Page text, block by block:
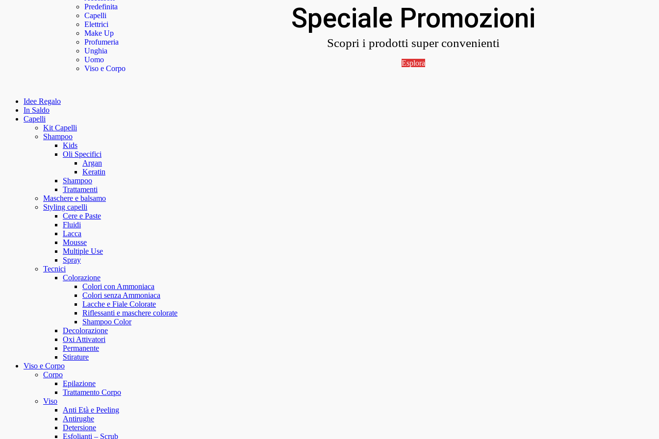
Predefinita
Capelli
Elettrici
Make Up
Profumeria
Unghia
Uomo
Viso e Corpo
Speciale Promozioni
Scopri i prodotti super convenienti
Esplora
Idee Regalo
In Saldo
Capelli
Kit Capelli
Shampoo
Kids
Oli Specifici
Argan
Keratin
Shampoo
Trattamenti
Maschere e balsamo
Styling capelli
Cere e Paste
Fluidi
Lacca
Mousse
Multiple Use
Spray
Tecnici
Colorazione
Colori con Ammoniaca
Colori senza Ammoniaca
Lacche e Fiale Colorate
Riflessanti e maschere colorate
Shampoo Color
Decolorazione
Oxi Attivatori
Permanente
Stirature
Viso e Corpo
Corpo
Epilazione
Trattamento Corpo
Viso
Anti Età e Peeling
Antirughe
Detersione
Esfolianti – Scrub